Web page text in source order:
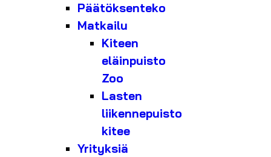
Päätöksenteko
Matkailu
Kiteen
eläinpuisto
Zoo
Lasten
liikennepuisto
kitee
Yrityksiä